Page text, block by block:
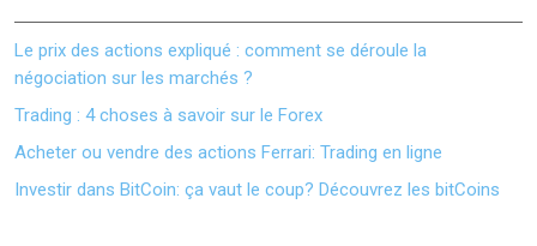
Le prix des actions expliqué : comment se déroule la
négociation sur les marchés ?
Trading : 4 choses à savoir sur le Forex
Acheter ou vendre des actions Ferrari: Trading en ligne
Investir dans BitCoin: ça vaut le coup? Découvrez les bitCoins